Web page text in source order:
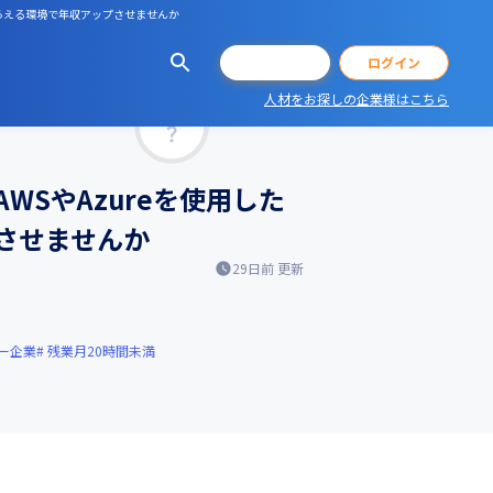
る環境で年収アップさせませんか
ログイン
人材をお探しの企業様はこちら
やAzureを使用した
せませんか
29日前 更新
企業 残業月20時間未満